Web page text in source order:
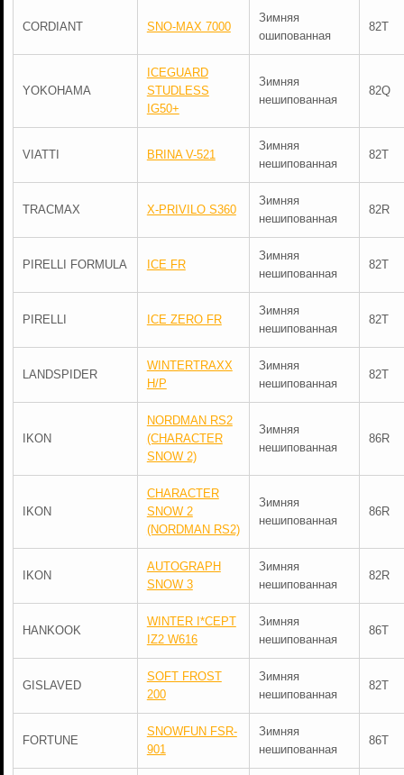
CORDIANT SNO-MAX 7000
Зимняя
ошипованная
82T
YOKOHAMA
ICEGUARD
STUDLESS
IG50+
Зимняя
нешипованная
82Q
VIATTI BRINA V-521
Зимняя
нешипованная
82T
TRACMAX X-PRIVILO S360
Зимняя
нешипованная
82R
PIRELLI FORMULA ICE FR
Зимняя
нешипованная
82T
PIRELLI ICE ZERO FR
Зимняя
нешипованная
82T
LANDSPIDER
WINTERTRAXX
H/P
Зимняя
нешипованная
82T
IKON
NORDMAN RS2
(CHARACTER
SNOW 2)
Зимняя
нешипованная
86R
IKON
CHARACTER
SNOW 2
(NORDMAN RS2)
Зимняя
нешипованная
86R
IKON
AUTOGRAPH
SNOW 3
Зимняя
нешипованная
82R
HANKOOK
WINTER I*CEPT
IZ2 W616
Зимняя
нешипованная
86T
GISLAVED
SOFT FROST
200
Зимняя
нешипованная
82T
FORTUNE
SNOWFUN FSR-
901
Зимняя
нешипованная
86T